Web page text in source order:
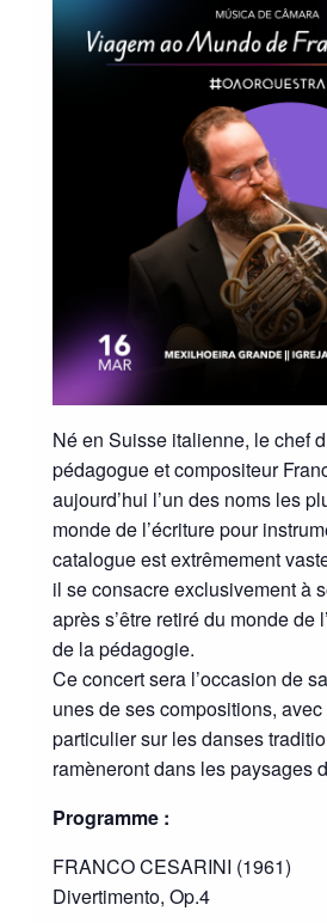
Né en Suisse italienne, le chef
pédagogue et compositeur
aujourd’hui l’un des noms les
monde de l’écriture pour
catalogue est extrêmement
il se consacre exclusivement à
après s’être retiré du monde de
de la pédagogie.
Ce concert sera l’occasion de
unes de ses compositions,
particulier sur les danses
ramèneront dans les paysages
Programme :
FRANCO CESARINI (1961)
Divertimento, Op.4